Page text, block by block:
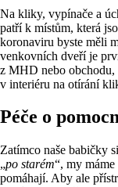
Na kliky, vypínače a
patří k místům, která
koronaviru byste měli
venkovních dveří je
z MHD nebo obchodu,
v interiéru na otírání
Péče o
Zatímco naše babičky
„po starém“, my
pomáhají. Aby ale